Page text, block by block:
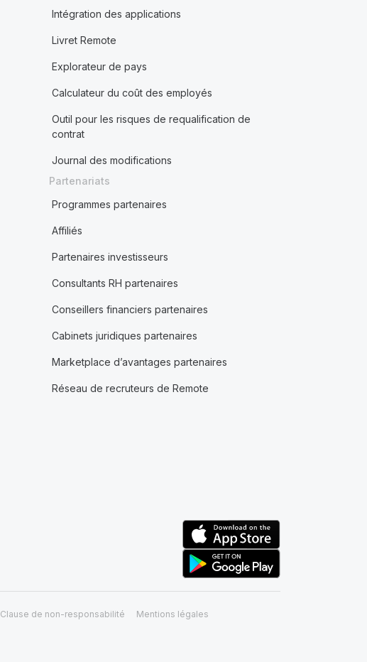
Intégration des applications
Livret Remote
Explorateur de pays
Calculateur du coût des employés
Outil pour les risques de requalification de
contrat
Journal des modifications
Partenariats
Programmes partenaires
Affiliés
Partenaires investisseurs
Consultants RH partenaires
Conseillers financiers partenaires
Cabinets juridiques partenaires
Marketplace d’avantages partenaires
Réseau de recruteurs de Remote
Clause de non-responsabilité Mentions légales